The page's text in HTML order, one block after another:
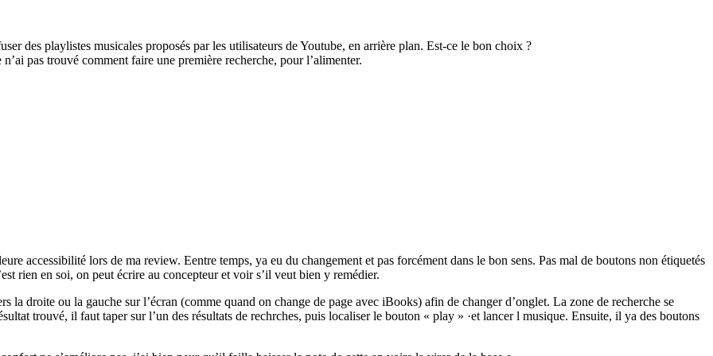
des playlistes musicales proposés par les utilisateurs de Youtube, en arrière plan. Est-ce le bon choix ?
pas trouvé comment faire une première recherche, pour l’alimenter.
accessibilité lors de ma review. Eentre temps, ya eu du changement et pas forcément dans le bon sens. Pas mal de boutons non étiquetés
rien en soi, on peut écrire au concepteur et voir s’il veut bien y remédier.
la droite ou la gauche sur l’écran (comme quand on change de page avec iBooks) afin de changer d’onglet. La zone de recherche se
trouvé, il faut taper sur l’un des résultats de rechrches, puis localiser le bouton « play » ·et lancer l musique. Ensuite, il ya des boutons